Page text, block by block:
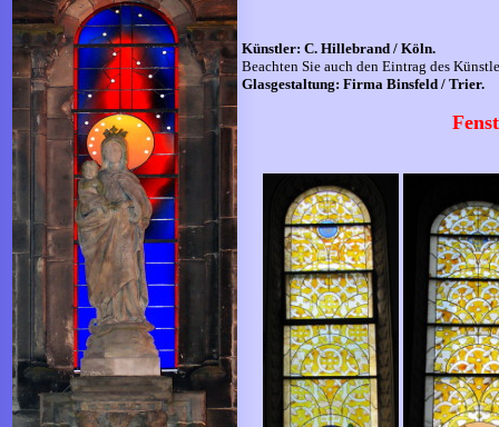
Künstler: C. Hillebrand / Köln.
Beachten Sie auch den Eintrag des
Glasgestaltung: Firma Binsfeld / Trier.